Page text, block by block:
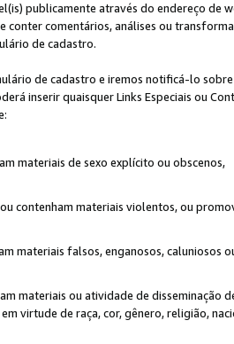
publicamente através do endereço
conter comentários, análises ou
de cadastro.
de cadastro e iremos notificá-lo
inserir quaisquer Links Especiais ou
materiais de sexo explícito ou obscenos,
contenham materiais violentos, ou
materiais falsos, enganosos, caluniosos
materiais ou atividade de disseminação
virtude de raça, cor, gênero, religião,